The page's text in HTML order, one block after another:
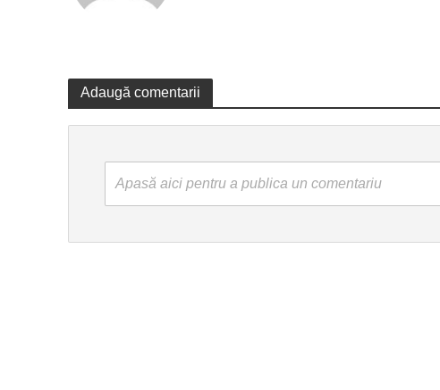
Adaugă comentarii
Apasă aici pentru a publica un comentariu